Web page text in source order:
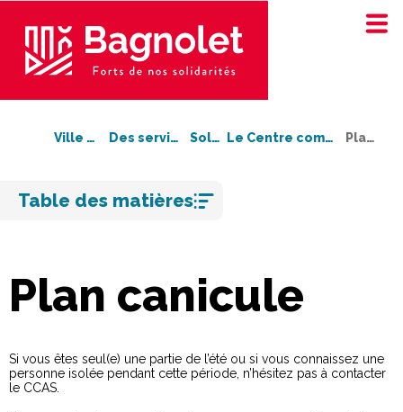
Ville de Bagnolet Des services à votre service Solidarité Le Centre communal d’Action sociale (CCAS) Plan Canicule
Plan canicule
Si vous êtes seul(e) une partie de l’été ou si vous connaissez une
personne isolée pendant cette période, n’hésitez pas à contacter
le CCAS.
Table des matières